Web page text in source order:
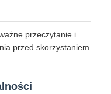
przeczytanie i
przed skorzystaniem